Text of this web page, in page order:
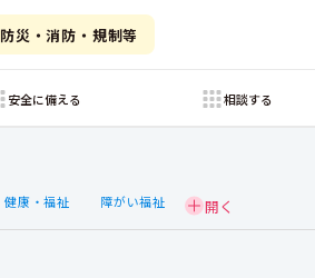
防災・消防・規制等
安全に備える 相談する
健康・福祉 障がい福祉